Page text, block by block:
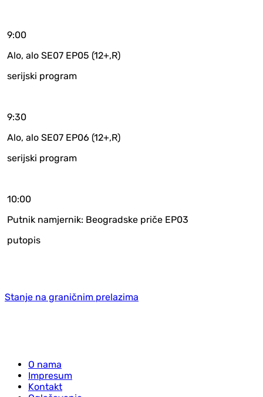
9:00
Alo, alo SE07 EP05 (12+,R)
serijski program
9:30
Alo, alo SE07 EP06 (12+,R)
serijski program
10:00
Putnik namjernik: Beogradske priče EP03
putopis
Stanje na graničnim prelazima
O nama
Impresum
Kontakt